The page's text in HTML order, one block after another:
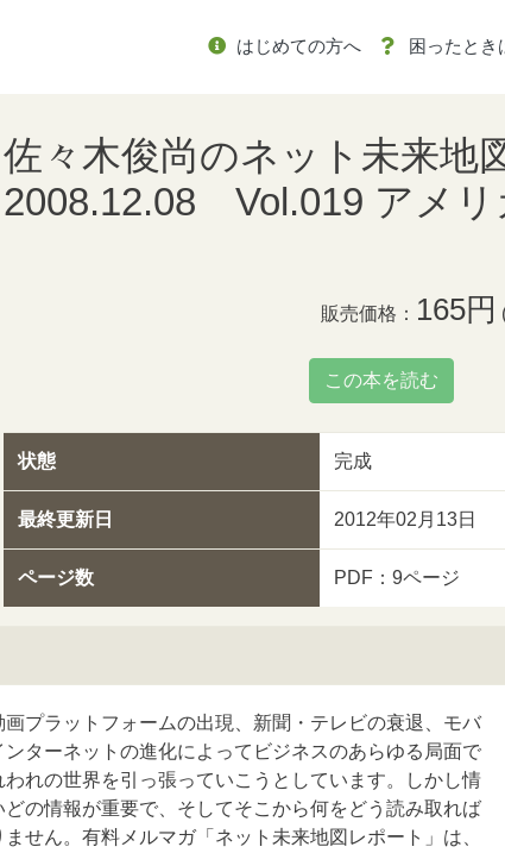
はじめての方へ 困ったとき
佐々木俊尚のネット未来地
2008.12.08 Vol.019 アメリ
販売価格： 165円
この本を読む
状態 完成
最終更新日 2012年02月13日
ページ数 PDF：9ページ
プラットフォームの出現、新聞・テレビの衰退、モバ
ターネットの進化によってビジネスのあらゆる局面で
れの世界を引っ張っていこうとしています。しかし情
の情報が重要で、そしてそこから何をどう読み取れば
せん。有料メルマガ「ネット未来地図レポート」は、